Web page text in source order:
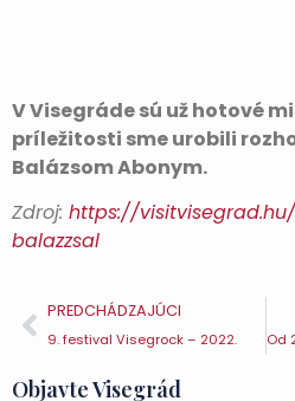
V Visegráde sú už hotové
príležitosti sme urobili
Balázsom Abonym.
Zdroj: https://
balazzsal
PREDCHÁDZAJÚCI
9. festival Visegrock – 2022.
Objavte Visegrád